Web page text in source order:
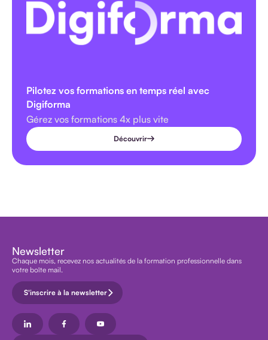
Pilotez vos formations en temps réel avec
Digiforma
Gérez vos formations 4x plus vite
Découvrir
Newsletter
Chaque mois, recevez nos actualités de la formation professionnelle dans
votre boîte mail.
S'inscrire à la newsletter